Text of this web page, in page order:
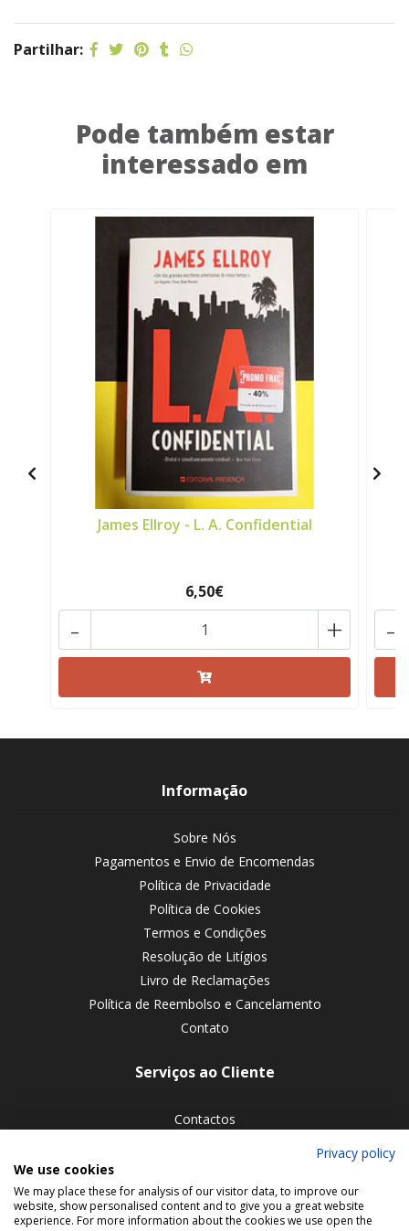
Partilhar:
Pode também estar
interessado em
James Ellroy - L. A. Confidential
6,50€
+
- -
Informação
Sobre Nós
Pagamentos e Envio de Encomendas
Política de Privacidade
Política de Cookies
Termos e Condições
Resolução de Litígios
Livro de Reclamações
Política de Reembolso e Cancelamento
Contato
Serviços ao Cliente
Contactos
Siga-nos nas redes sociais
Privacy policy
We use cookies
We may place these for analysis of our visitor data, to improve our
website, show personalised content and to give you a great website
experience. For more information about the cookies we use open the